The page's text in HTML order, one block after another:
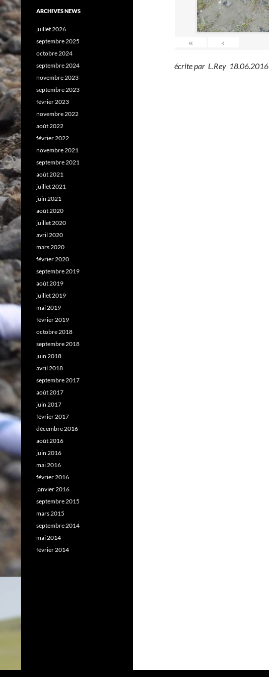
« ‹
écrite par L.Rey 18.06.2016
ARCHIVES NEWS
juillet 2026
septembre 2025
octobre 2024
septembre 2024
novembre 2023
septembre 2023
février 2023
novembre 2022
août 2022
février 2022
novembre 2021
septembre 2021
août 2021
juillet 2021
juin 2021
août 2020
juillet 2020
avril 2020
mars 2020
février 2020
septembre 2019
août 2019
juillet 2019
mai 2019
février 2019
octobre 2018
septembre 2018
juin 2018
avril 2018
septembre 2017
août 2017
juin 2017
février 2017
décembre 2016
août 2016
juin 2016
mai 2016
février 2016
janvier 2016
septembre 2015
mars 2015
septembre 2014
mai 2014
février 2014